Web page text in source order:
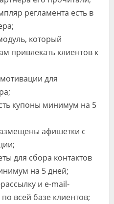
регламента есть в
который
привлекать клиентов к
для
купоны минимум на 5
афишетки с
для сбора контактов
на 5 дней;
и e-mail-
всей базе клиентов;